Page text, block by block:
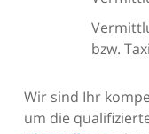
bzw.
Wir sind Ihr
um die